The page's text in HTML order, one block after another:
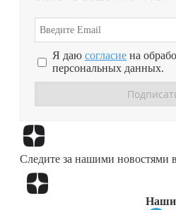
Я даю согласие на
персональных данных.
Следите за нашими новостями
Наши